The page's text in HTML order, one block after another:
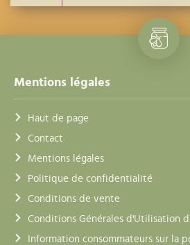
Mentions légales
Haut de page
Contact
Mentions légales
Politique de confidentialité
Conditions de vente
Conditions Générales d'Utilisation
Information consommateurs sur la